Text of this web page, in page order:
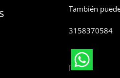
También
3158370584
[